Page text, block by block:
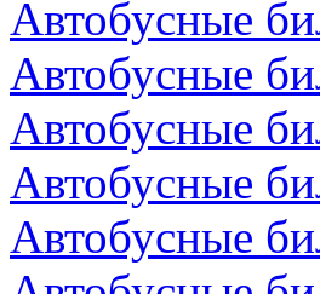
Автобусные
Автобусные
Автобусные
Автобусные
Автобусные